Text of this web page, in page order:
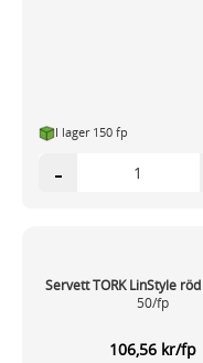
I lager 150 fp
-
Servett TORK LinStyle
50/fp
106,56 kr/fp